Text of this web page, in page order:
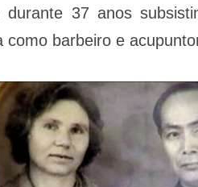
37 anos
barbeiro e